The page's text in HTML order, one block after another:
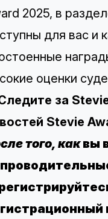
2025, в
для вас и
оценки
за
Stevie
того, каквы